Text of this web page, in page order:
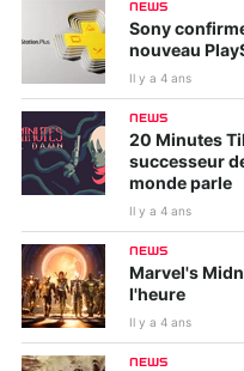
NEWS
Sony
nouveau
Il y a 4 ans
NEWS
20 Minutes
successeur
monde parle
Il y a 4 ans
NEWS
Marvel's
l'heure
Il y a 4 ans
NEWS